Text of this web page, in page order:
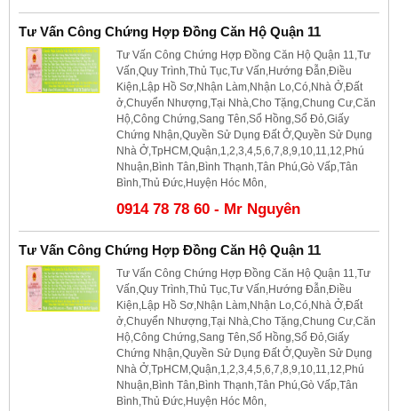
Tư Vấn Công Chứng Hợp Đồng Căn Hộ Quận 11
Tư Vấn Công Chứng Hợp Đồng Căn Hộ Quận 11,Tư
Vấn,Quy Trình,Thủ Tục,Tư Vấn,Hướng Đẫn,Điều
Kiện,Lập Hồ Sơ,Nhận Làm,Nhận Lo,Có,Nhà Ở,Đất
ở,Chuyển Nhượng,Tại Nhà,Cho Tặng,Chung Cư,Căn
Hộ,Công Chứng,Sang Tên,Sổ Hồng,Sổ Đỏ,Giấy
Chứng Nhận,Quyền Sử Dụng Đất Ở,Quyền Sử Dụng
Nhà Ở,TpHCM,Quận,1,2,3,4,5,6,7,8,9,10,11,12,Phú
Nhuận,Bình Tân,Bình Thạnh,Tân Phú,Gò Vấp,Tân
Bình,Thủ Đức,Huyện Hóc Môn,
0914 78 78 60 - Mr Nguyên
Tư Vấn Công Chứng Hợp Đồng Căn Hộ Quận 11
Tư Vấn Công Chứng Hợp Đồng Căn Hộ Quận 11,Tư
Vấn,Quy Trình,Thủ Tục,Tư Vấn,Hướng Đẫn,Điều
Kiện,Lập Hồ Sơ,Nhận Làm,Nhận Lo,Có,Nhà Ở,Đất
ở,Chuyển Nhượng,Tại Nhà,Cho Tặng,Chung Cư,Căn
Hộ,Công Chứng,Sang Tên,Sổ Hồng,Sổ Đỏ,Giấy
Chứng Nhận,Quyền Sử Dụng Đất Ở,Quyền Sử Dụng
Nhà Ở,TpHCM,Quận,1,2,3,4,5,6,7,8,9,10,11,12,Phú
Nhuận,Bình Tân,Bình Thạnh,Tân Phú,Gò Vấp,Tân
Bình,Thủ Đức,Huyện Hóc Môn,